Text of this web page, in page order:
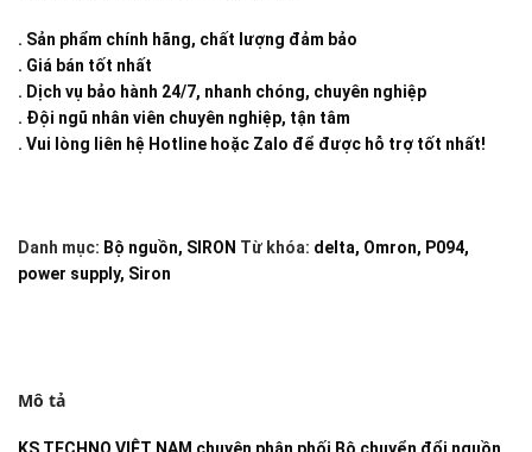
. Sản phẩm chính hãng, chất lượng đảm bảo
. Giá bán tốt nhất
. Dịch vụ bảo hành 24/7, nhanh chóng, chuyên nghiệp
. Đội ngũ nhân viên chuyên nghiệp, tận tâm
. Vui lòng liên hệ Hotline hoặc Zalo để được hỗ trợ tốt nhất!
Danh mục: Bộ nguồn, SIRON Từ khóa: delta, Omron, P094,
power supply, Siron
Mô tả